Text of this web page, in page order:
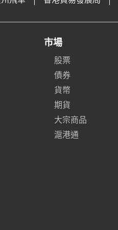
市場
股票
債券
貨幣
期貨
大宗商品
滬港通